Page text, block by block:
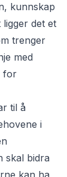
kunnskap
det et
trenger
med
for
til å
i
skal bidra
kan ha